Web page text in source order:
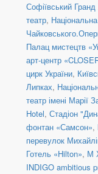
Софіївський
театр,
Палац мистецтв
арт-центр
цирк України,
Липках,
театр імені Марії
Hotel, Стадіон
фонтан «Самсон»,
перевулок
Готель «Hilton», М
INDIGO ambitious